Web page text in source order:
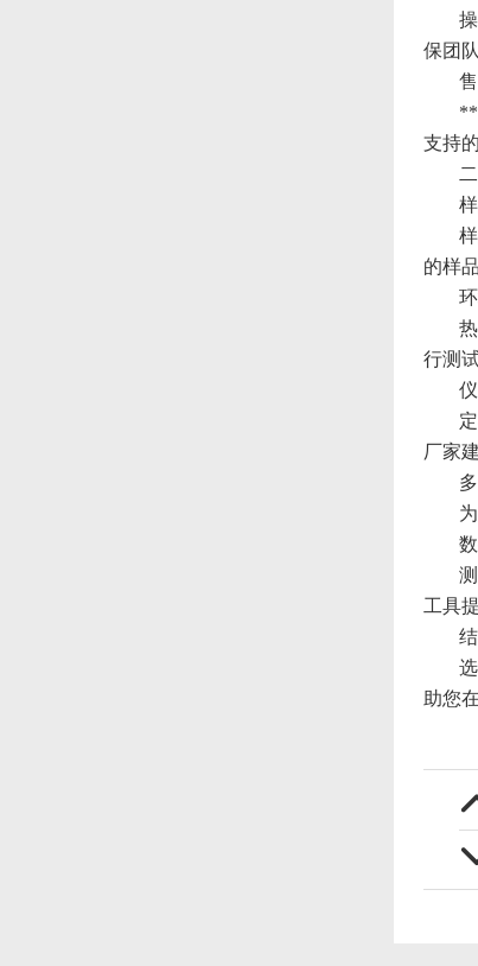
保团
支持
的样
行测
厂家
工具
助您